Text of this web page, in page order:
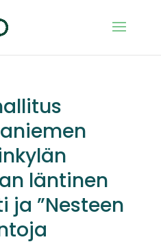
läntinen
ja ”Nesteen